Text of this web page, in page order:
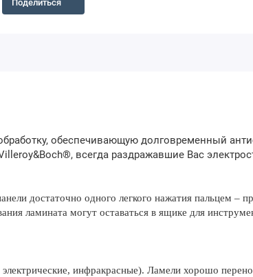
Поделиться
обеспечивающую долговременный
всегда раздражавшие Вас
достаточно одного легкого нажатия пальцем –
ламината могут оставаться в ящике для
инфракрасные). Ламели хорошо